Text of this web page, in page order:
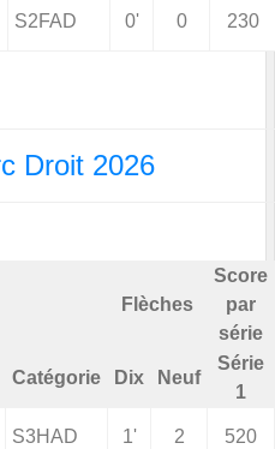
S2FAD 0' 0 230
Droit 2026
Flèches
Score
par
série
Catégorie Dix Neuf
Série
1
S3HAD 1' 2 520